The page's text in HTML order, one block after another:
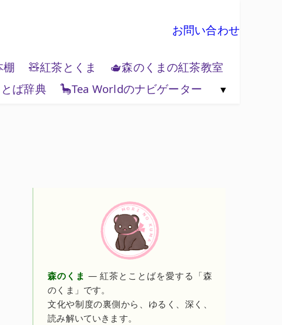
お問い合わせ
🗺️紅茶と地政学
棚 🧸紅茶とくま
🫖森のくまの紅茶教室
ば辞典
🦕Tea Worldのナビゲーター
森のくま — 紅茶とことばを愛する「森
のくま」です。
文化や制度の裏側から、ゆるく、深く、
読み解いていきます。